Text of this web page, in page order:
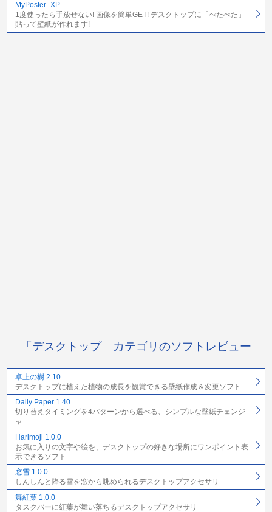
MyPoster_XP
1度使ったら手放せない! 画像を簡単GET! デスクトップに「ぺたぺた」
貼って壁紙が作れます!
「デスクトップ」カテゴリのソフトレビュー
卓上の樹 2.10
デスクトップに植えた植物の成長を観賞できる壁紙作成＆変更ソフト
Daily Paper 1.40
切り替えタイミングを4パターンから選べる、シンプルな壁紙チェンジ
ャ
Harimoji 1.0.0
お気に入りの文字や絵を、デスクトップの好きな場所にワンポイント表
示できるソフト
窓雪 1.0.0
しんしんと降る雪を窓から眺められるデスクトップアクセサリ
舞紅葉 1.0.0
タスクバーに紅葉が舞い落ちるデスクトップアクセサリ